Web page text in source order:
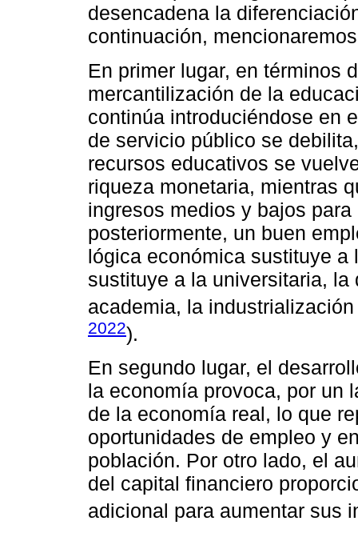
desencadena la
continuación,
En primer lugar, en términos
mercantilización de la
continúa introduciéndose en
de servicio público se
recursos educativos se
riqueza monetaria, mientras
ingresos medios y bajos
posteriormente, un buen
lógica económica sustituye
sustituye a la universitaria,
academia, la
2022).
En segundo lugar, el
la economía provoca, por un
de la economía real, lo que
oportunidades de empleo y
población. Por otro lado, el
del capital financiero
adicional para aumentar sus